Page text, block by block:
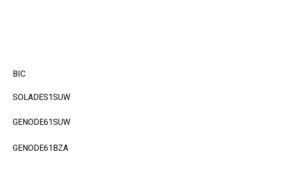
BIC
SOLADES1SUW
GENODE61SUW
GENODE61BZA